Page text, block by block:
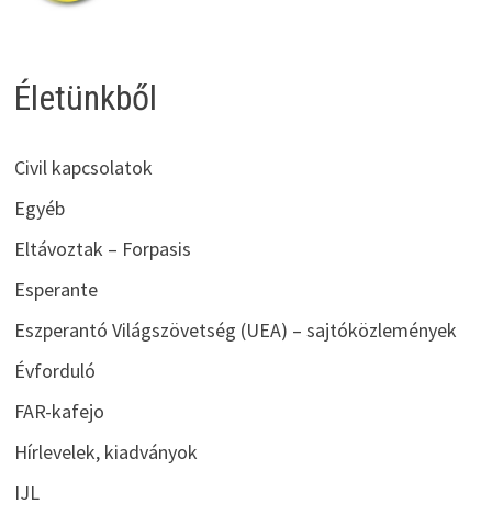
Életünkből
Civil kapcsolatok
Egyéb
Eltávoztak – Forpasis
Esperante
Eszperantó Világszövetség (UEA) – sajtóközlemények
Évforduló
FAR-kafejo
Hírlevelek, kiadványok
IJL